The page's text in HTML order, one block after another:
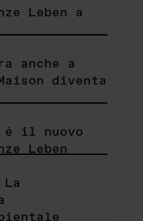
Leben a
anche a
diventa
è il nuovo
Leben